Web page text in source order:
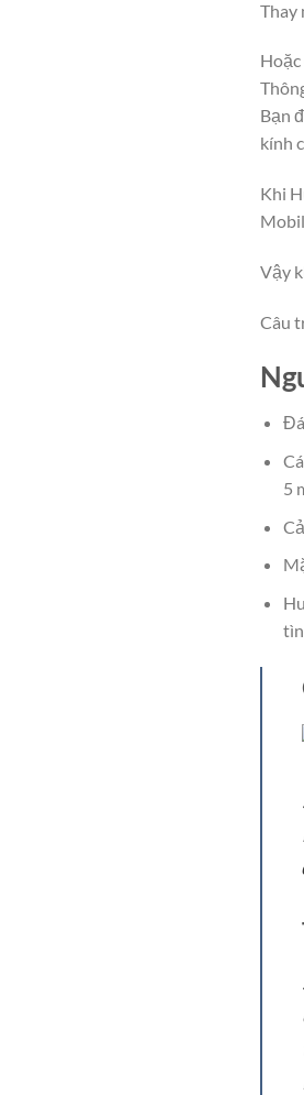
Thay
Bạn
kính
Khi
Vậy
Câu
5